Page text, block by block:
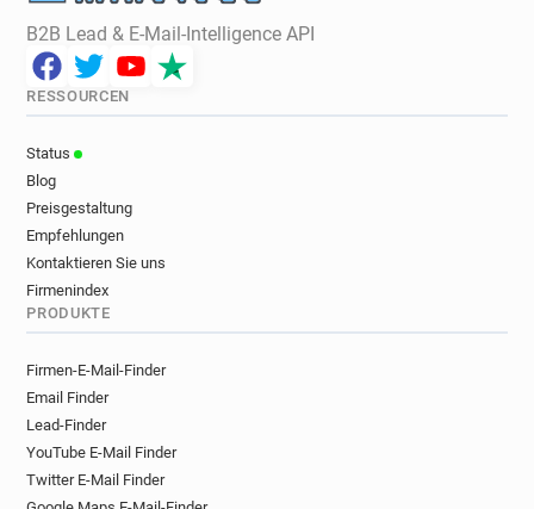
B2B Lead & E-Mail-Intelligence API
RESSOURCEN
Status
Blog
Preisgestaltung
Empfehlungen
Kontaktieren Sie uns
Firmenindex
PRODUKTE
Firmen-E-Mail-Finder
Email Finder
Lead-Finder
YouTube E-Mail Finder
Twitter E-Mail Finder